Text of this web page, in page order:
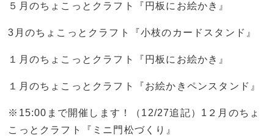
５月のちょこっとクラフト『円板にお絵かき』
3月のちょこっとクラフト『小枝のカードスタンド』
１月のちょこっとクラフト『円板にお絵かき』
１月のちょこっとクラフト『お絵かきペンスタンド』
※15:00まで開催します！（12/27追記）1２月のちょ
こっとクラフト『ミニ門松づくり』